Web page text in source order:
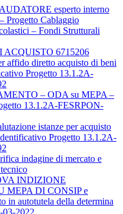
esperto interno
Progetto Cablaggio
– Fondi Strutturali
6715206
affido diretto acquisto di beni
Progetto 13.1.2A-
– ODA su MEPA –
13.1.2A-FESRPON-
istanze per acquisto
Progetto 13.1.2A-
indagine di mercato e
INDIZIONE
MEPA DI CONSIP e
in autotutela della determina